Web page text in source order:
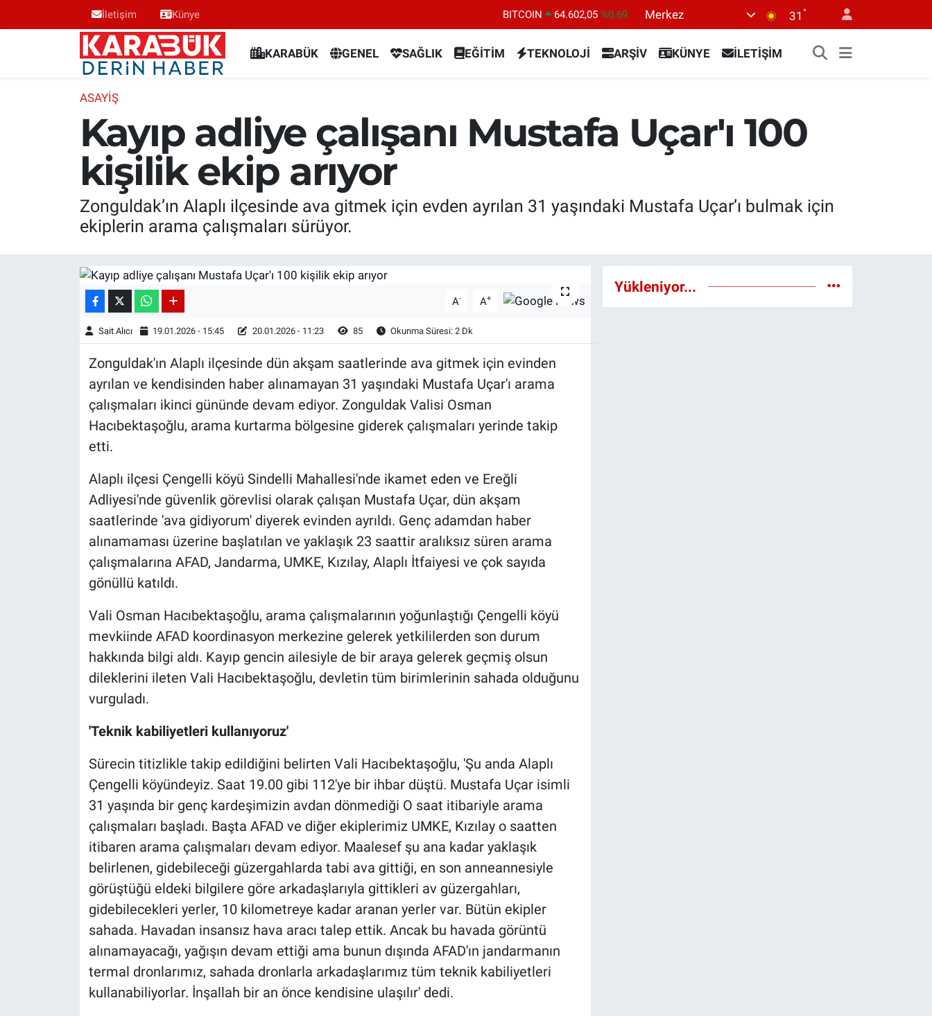
İletişim Künye BITCOIN 64.602,05 %0.69
6513.94
BİST100
13.768 %48
Merkez 31 °
KARABÜK GENEL SAĞLIK EĞİTİM TEKNOLOJİ ARŞİV KÜNYE İLETİŞİM
ASAYIŞ
Kayıp adliye çalışanı Mustafa Uçar'ı 100
kişilik ekip arıyor
Zonguldak’ın Alaplı ilçesinde ava gitmek için evden ayrılan 31 yaşındaki Mustafa Uçar’ı bulmak için
ekiplerin arama çalışmaları sürüyor.
A- A+
Sait Alıcı 19.01.2026 - 15:45 20.01.2026 - 11:23 85 Okunma Süresi: 2 Dk
Zonguldak'ın Alaplı ilçesinde dün akşam saatlerinde ava gitmek için evinden
ayrılan ve kendisinden haber alınamayan 31 yaşındaki Mustafa Uçar'ı arama
çalışmaları ikinci gününde devam ediyor. Zonguldak Valisi Osman
Hacıbektaşoğlu, arama kurtarma bölgesine giderek çalışmaları yerinde takip
etti.
Alaplı ilçesi Çengelli köyü Sindelli Mahallesi'nde ikamet eden ve Ereğli
Adliyesi'nde güvenlik görevlisi olarak çalışan Mustafa Uçar, dün akşam
saatlerinde 'ava gidiyorum' diyerek evinden ayrıldı. Genç adamdan haber
alınamaması üzerine başlatılan ve yaklaşık 23 saattir aralıksız süren arama
çalışmalarına AFAD, Jandarma, UMKE, Kızılay, Alaplı İtfaiyesi ve çok sayıda
gönüllü katıldı.
Vali Osman Hacıbektaşoğlu, arama çalışmalarının yoğunlaştığı Çengelli köyü
mevkiinde AFAD koordinasyon merkezine gelerek yetkililerden son durum
hakkında bilgi aldı. Kayıp gencin ailesiyle de bir araya gelerek geçmiş olsun
dileklerini ileten Vali Hacıbektaşoğlu, devletin tüm birimlerinin sahada olduğunu
vurguladı.
'Teknik kabiliyetleri kullanıyoruz'
Sürecin titizlikle takip edildiğini belirten Vali Hacıbektaşoğlu, 'Şu anda Alaplı
Çengelli köyündeyiz. Saat 19.00 gibi 112'ye bir ihbar düştü. Mustafa Uçar isimli
31 yaşında bir genç kardeşimizin avdan dönmediği O saat itibariyle arama
çalışmaları başladı. Başta AFAD ve diğer ekiplerimiz UMKE, Kızılay o saatten
itibaren arama çalışmaları devam ediyor. Maalesef şu ana kadar yaklaşık
belirlenen, gidebileceği güzergahlarda tabi ava gittiği, en son anneannesiyle
görüştüğü eldeki bilgilere göre arkadaşlarıyla gittikleri av güzergahları,
gidebilecekleri yerler, 10 kilometreye kadar aranan yerler var. Bütün ekipler
sahada. Havadan insansız hava aracı talep ettik. Ancak bu havada görüntü
alınamayacağı, yağışın devam ettiği ama bunun dışında AFAD'ın jandarmanın
termal dronlarımız, sahada dronlarla arkadaşlarımız tüm teknik kabiliyetleri
kullanabiliyorlar. İnşallah bir an önce kendisine ulaşılır' dedi.
Yükleniyor...
Karabük Nöbetçi Eczaneler
Karabük Hava Durumu
Karabük Trafik Yoğunluk Haritası
Süper Lig Puan Durumu ve Fikstür
Son Dakika Haberleri
Haber Arşivi